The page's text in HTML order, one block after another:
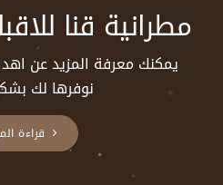
مطرانية قنا
يمكنك معرفة المزيد عن
نوفرها لك
قراءة